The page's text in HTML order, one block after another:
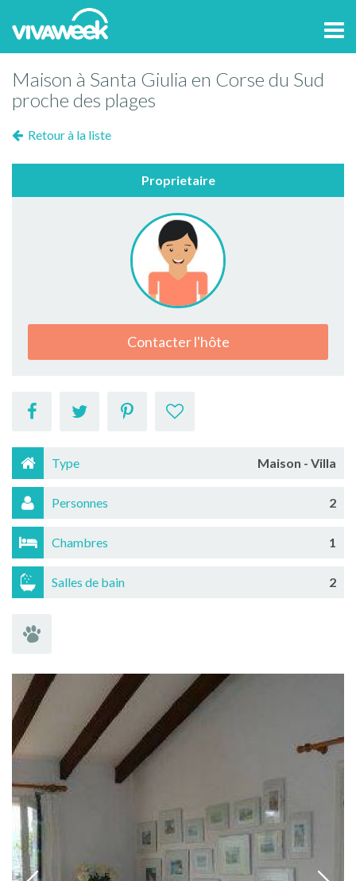
Maison à Santa Giulia en Corse du Sud
proche des plages
Retour à la liste
Proprietaire
Contacter l'hôte
Type Maison - Villa
Personnes 2
Chambres 1
Salles de bain 2